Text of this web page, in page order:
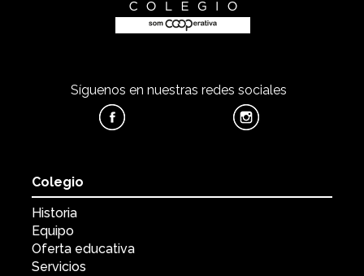
Síguenos en nuestras redes sociales
Colegio
Historia
Equipo
Oferta educativa
Servicios